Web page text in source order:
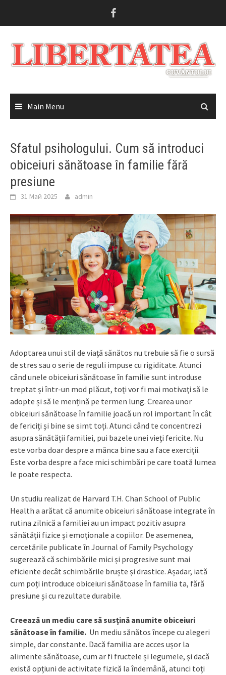
Main Menu
Sfatul psihologului. Cum să introduci
obiceiuri sănătoase în familie fără
presiune
31 Май 2025 admin
Adoptarea unui stil de viață sănătos nu trebuie să fie o sursă
de stres sau o serie de reguli impuse cu rigiditate. Atunci
când unele obiceiuri sănătoase în familie sunt introduse
treptat și într-un mod plăcut, toţi vor fi mai motivaţi să le
adopte și să le mențină pe termen lung. Crearea unor
obiceiuri sănătoase în familie joacă un rol important în cât
de fericiți și bine se simt toți. Atunci când te concentrezi
asupra sănătății familiei, pui bazele unei vieți fericite. Nu
este vorba doar despre a mânca bine sau a face exerciții.
Este vorba despre a face mici schimbări pe care toată lumea
le poate respecta.
Un studiu realizat de Harvard T.H. Chan School of Public
Health a arătat că anumite obiceiuri sănătoase integrate în
rutina zilnică a familiei au un impact pozitiv asupra
sănătății fizice și emoționale a copiilor. De asemenea,
cercetările publicate în Journal of Family Psychology
sugerează că schimbările mici și progresive sunt mai
eficiente decât schimbările bruște și drastice. Așadar, iată
cum poți introduce obiceiuri sănătoase în familia ta, fără
presiune și cu rezultate durabile.
Creează un mediu care să susțină anumite obiceiuri
sănătoase în familie. Un mediu sănătos începe cu alegeri
simple, dar constante. Dacă familia are acces ușor la
alimente sănătoase, cum ar fi fructele și legumele, și dacă
există opțiuni de activitate fizică la îndemână, atunci toți